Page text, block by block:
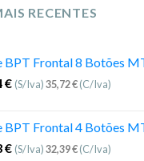
RECENTES
BPT Frontal 8 Botões
€ (S/Iva)35,72€(C/Iva)
BPT Frontal 4 Botões
€ (S/Iva)32,39€(C/Iva)